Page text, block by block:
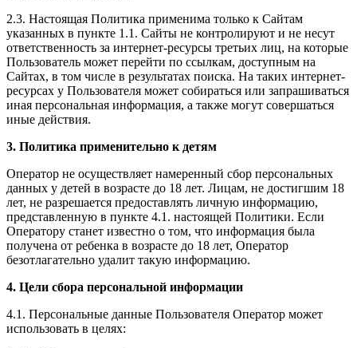
2.3. Настоящая Политика применима только к Сайтам
указанных в пункте 1.1. Сайты не контролируют и не несут
ответственность за интернет-ресурсы третьих лиц, на которые
Пользователь может перейти по ссылкам, доступным на
Сайтах, в том числе в результатах поиска. На таких интернет-
ресурсах у Пользователя может собираться или запрашиваться
иная персональная информация, а также могут совершаться
иные действия.
3. Политика применительно к детям
Оператор не осуществляет намеренный сбор персональных
данных у детей в возрасте до 18 лет. Лицам, не достигшим 18
лет, не разрешается предоставлять личную информацию,
представленную в пункте 4.1. настоящей Политики. Если
Оператору станет известно о том, что информация была
получена от ребенка в возрасте до 18 лет, Оператор
безотлагательно удалит такую информацию.
4. Цели сбора персональной информации
4.1. Персональные данные Пользователя Оператор может
использовать в целях: